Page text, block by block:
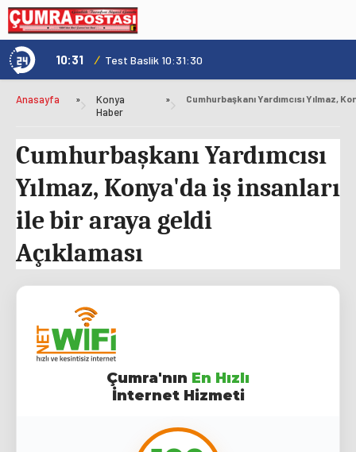
Genç Kültür Kart ile Konya'da Üniversite Yaşamı Daha Avantajlı 10:31 / Test Baslik 10:31:30
Anasayfa »
Konya
Haber
»
Cumhurbaşkanı Yardımcısı
Yılmaz, Konya'da iş insanları
ile bir araya geldi
Açıklaması
Çumra'nın En Hızlı
İnternet Hizmeti